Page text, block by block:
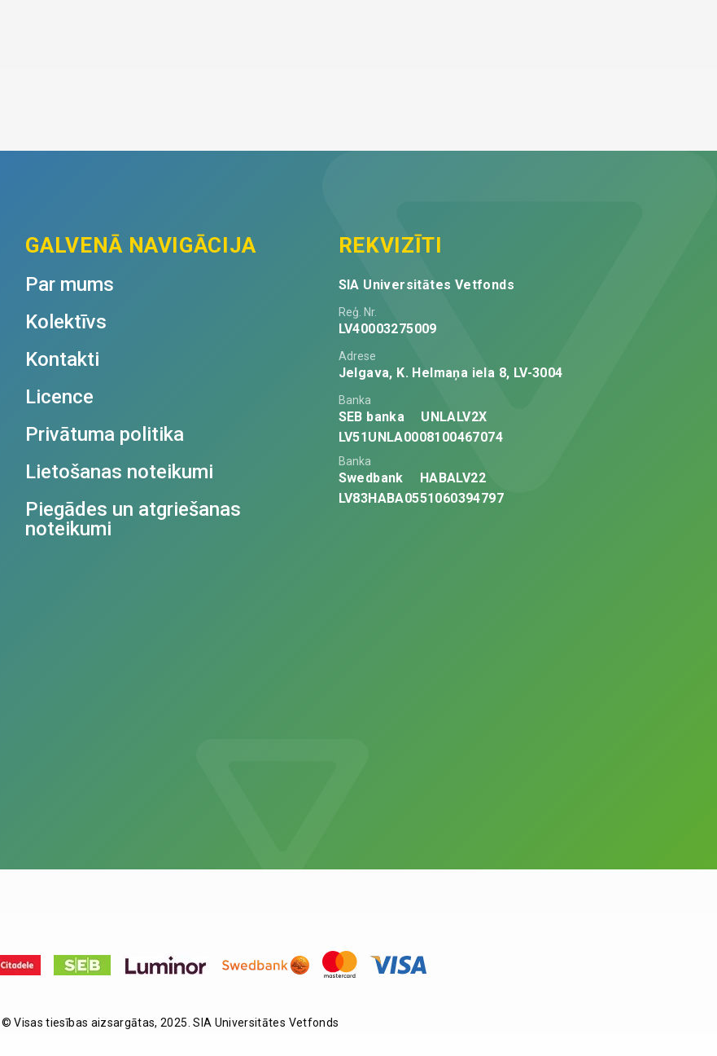
GALVENĀ NAVIGĀCIJA
Par mums
Kolektīvs
Kontakti
Licence
Privātuma politika
Lietošanas noteikumi
Piegādes un atgriešanas
noteikumi
REKVIZĪTI
SIA Universitātes Vetfonds
Reģ. Nr.
LV40003275009
Adrese
Jelgava, K. Helmaņa iela 8, LV-3004
Banka
SEB banka
UNLALV2X
LV51UNLA0008100467074
Banka
Swedbank
HABALV22
LV83HABA0551060394797
© Visas tiesības aizsargātas, 2025. SIA Universitātes Vetfonds